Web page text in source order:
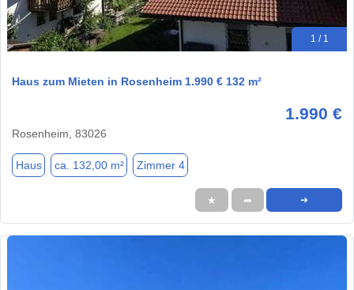
1 / 1
Haus zum Mieten in Rosenheim 1.990 € 132 m²
1.990 €
Rosenheim, 83026
Haus ca. 132,00 m² Zimmer 4
★ ➦ ➜